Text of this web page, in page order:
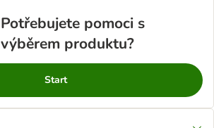
Potřebujete pomoci s
výběrem produktu?
Start